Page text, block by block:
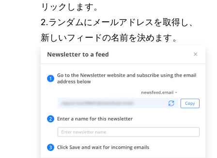
リックします。
2.ランダムにメールアドレスを取得し、
新しいフィードの名前を決めます。